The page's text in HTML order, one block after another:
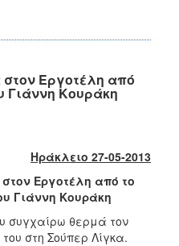
Εργοτέλη από
Γιάννη Κουράκη
Ηράκλειο 27-05-2013
Εργοτέλη από το
Γιάννη Κουράκη
συγχαίρω θερμά τον
στη Σούπερ Λίγκα.